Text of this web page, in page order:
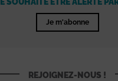
Je m'abonne
REJOIGNEZ-NOUS !